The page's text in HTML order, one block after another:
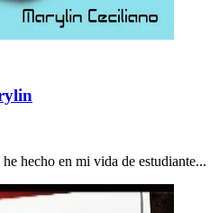
he hecho en mi vida de